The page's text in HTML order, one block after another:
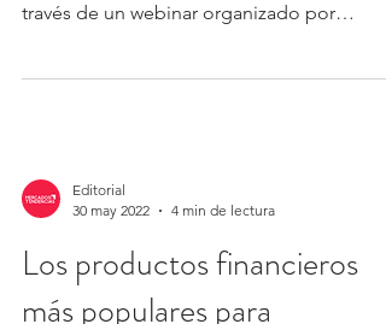
través de un webinar organizado por
Editorial
30 may 2022
4 min de lectura
Los productos financieros
más populares para